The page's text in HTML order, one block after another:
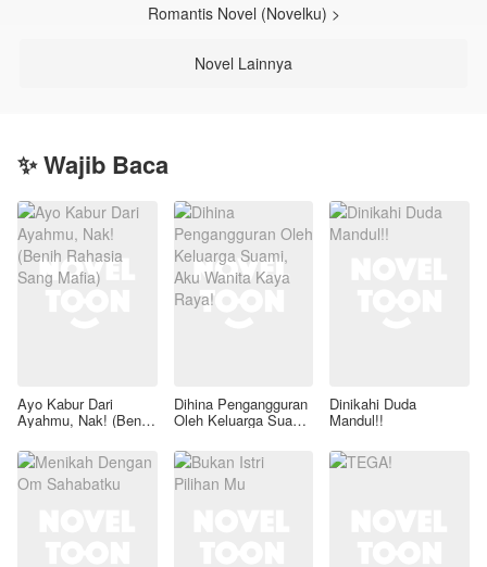
Romantis Novel (Novelku) >
Novel Lainnya
✨ Wajib Baca
Ayo Kabur Dari
Ayahmu, Nak! (Benih
Dihina Pengangguran
Oleh Keluarga Suami,
Raya!
Dinikahi Duda
Mandul!!